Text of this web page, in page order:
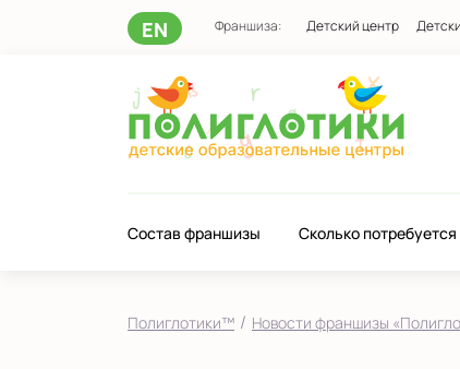
EN Франшиза: Детский центр
Состав франшизы Сколько
Полиглотики™ / Новости франшизы